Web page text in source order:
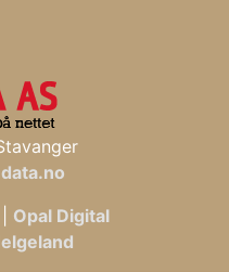
Opal Digital